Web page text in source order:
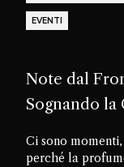
EVENTI
Note dal
Sognando
Ci sono
perché la